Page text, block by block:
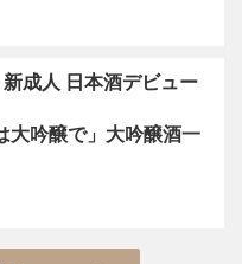
成人 日本酒デビュー
大吟醸で」大吟醸酒一